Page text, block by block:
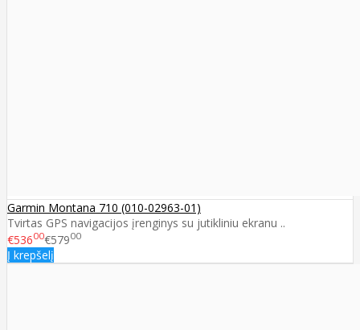
Garmin Montana 710 (010-02963-01)
Tvirtas GPS navigacijos įrenginys su jutikliniu ekranu ..
€53600€57900
Į krepšelį